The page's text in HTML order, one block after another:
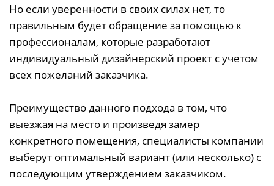
Но если уверенности в своих силах нет, то
правильным будет обращение за помощью к
профессионалам, которые разработают
индивидуальный дизайнерский проект с учетом
всех пожеланий заказчика.
Преимущество данного подхода в том, что
выезжая на место и произведя замер
конкретного помещения, специалисты компании
выберут оптимальный вариант (или несколько) с
последующим утверждением заказчиком.